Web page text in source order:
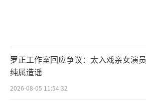
罗正工作室回应争议：太入戏亲女演员
纯属造谣
2026-08-05 11:54:32